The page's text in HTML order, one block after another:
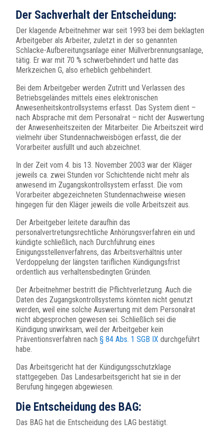
Der Sachverhalt der Entscheidung:
Der klagende Arbeitnehmer war seit 1993 bei dem beklagten
Arbeitgeber als Arbeiter, zuletzt in der so genannten
Schlacke-Aufbereitungsanlage einer Müllverbrennungsanlage,
tätig. Er war mit 70 % schwerbehindert und hatte das
Merkzeichen G, also erheblich gehbehindert.
Bei dem Arbeitgeber werden Zutritt und Verlassen des
Betriebsgeländes mittels eines elektronischen
Anwesenheitskontrollsystems erfasst. Das System dient –
nach Absprache mit dem Personalrat – nicht der Auswertung
der Anwesenheitszeiten der Mitarbeiter. Die Arbeitszeit wird
vielmehr über Stundennachweisbögen erfasst, die der
Vorarbeiter ausfüllt und auch abzeichnet.
In der Zeit vom 4. bis 13. November 2003 war der Kläger
jeweils ca. zwei Stunden vor Schichtende nicht mehr als
anwesend im Zugangskontrollsystem erfasst. Die vom
Vorarbeiter abgezeichneten Stundennachweise wiesen
hingegen für den Kläger jeweils die volle Arbeitszeit aus.
Der Arbeitgeber leitete daraufhin das
personalvertretungsrechtliche Anhörungsverfahren ein und
kündigte schließlich, nach Durchführung eines
Einigungsstellenverfahrens, das Arbeitsverhältnis unter
Verdoppelung der längsten tariflichen Kündigungsfrist
ordentlich aus verhaltensbedingten Gründen.
Der Arbeitnehmer bestritt die Pflichtverletzung. Auch die
Daten des Zugangskontrollsystems könnten nicht genutzt
werden, weil eine solche Auswertung mit dem Personalrat
nicht abgesprochen gewesen sei. Schließlich sei die
Kündigung unwirksam, weil der Arbeitgeber kein
Präventionsverfahren nach § 84 Abs. 1 SGB IX durchgeführt
habe.
Das Arbeitsgericht hat der Kündigungsschutzklage
stattgegeben. Das Landesarbeitsgericht hat sie in der
Berufung hingegen abgewiesen.
Die Entscheidung des BAG:
Das BAG hat die Entscheidung des LAG bestätigt.